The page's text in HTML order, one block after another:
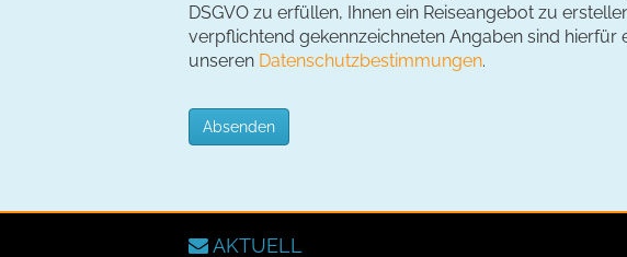
DSGVO zu erfüllen, Ihnen ein Reiseangebot zu
verpflichtend gekennzeichneten Angaben sind hierfür
unseren Datenschutzbestimmungen.
Absenden
AKTUELL